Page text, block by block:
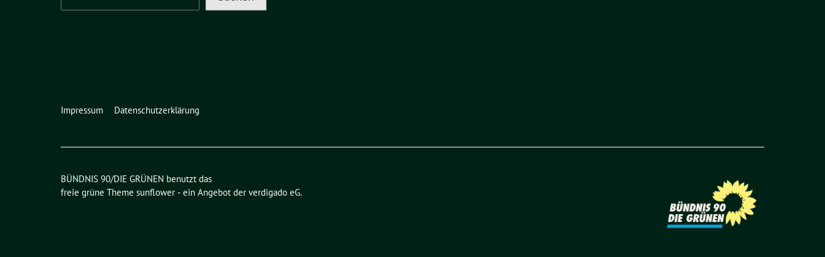
Impressum Datenschutzerklärung
BÜNDNIS 90/DIE GRÜNEN benutzt das
freie grüne Theme sunflower ‐ ein Angebot der verdigado eG.